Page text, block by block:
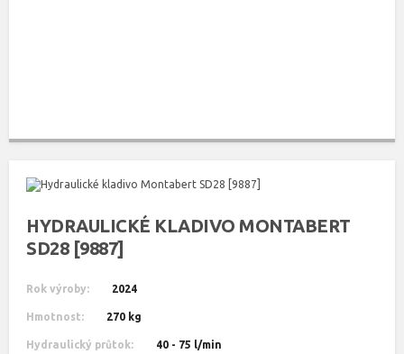
HYDRAULICKÉ KLADIVO MONTABERT
SD28 [9887]
Rok výroby: 2024
Hmotnost: 270 kg
Hydraulický průtok: 40 - 75 l/min